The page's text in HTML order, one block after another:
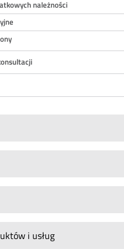
należności
i usług